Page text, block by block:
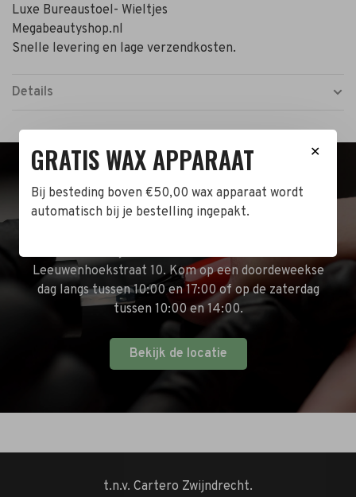
Luxe Bureaustoel- Wieltjes
Megabeautyshop.nl
Snelle levering en lage verzendkosten.
Details
BEZOEK DE WINKEL!
Leeuwenhoekstraat 10. Kom op een doordeweekse
dag langs tussen 10:00 en 17:00 of op de zaterdag
tussen 10:00 en 14:00.
Bekijk de locatie
t.n.v. Cartero Zwijndrecht.
✕
GRATIS WAX APPARAAT
Bij besteding boven €50,00 wax apparaat wordt
automatisch bij je bestelling ingepakt.